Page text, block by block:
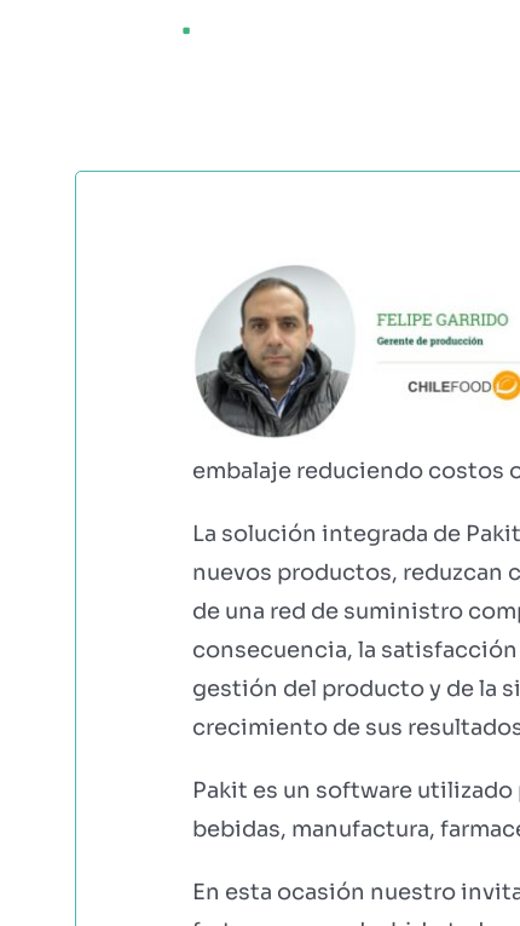
embalaje reduciendo costos
La solución integrada de
nuevos productos, reduzcan
de una red de suministro
consecuencia, la
gestión del producto y de la
crecimiento de sus
Pakit es un software
bebidas, manufactura,
En esta ocasión nuestro